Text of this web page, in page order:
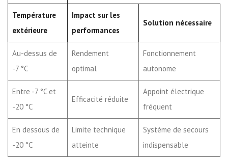
Température
extérieure
Impact sur les
performances
Solution nécessaire
Au-dessus de
-7 °C
Rendement
optimal
Fonctionnement
autonome
Entre -7 °C et
-20 °C
Efficacité réduite
Appoint électrique
fréquent
En dessous de
-20 °C
Limite technique
atteinte
Système de secours
indispensable